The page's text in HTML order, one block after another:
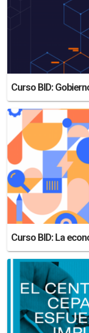
Curso BID:
Curso BID: La